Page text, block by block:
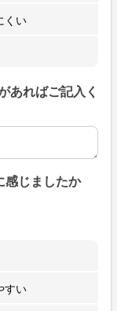
くい
あればご記入く
あればご記入くだ
感じましたか
すい